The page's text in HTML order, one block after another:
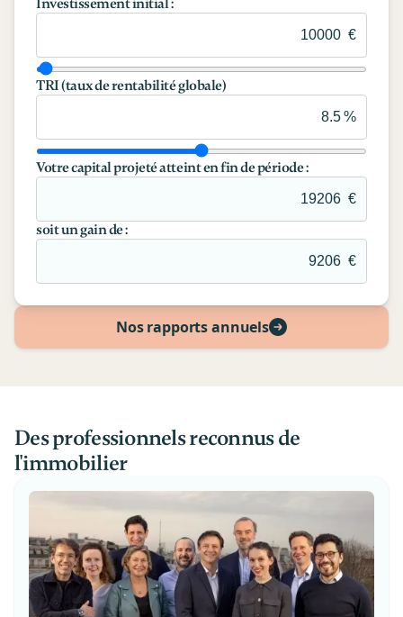
€
TRI (taux de rentabilité globale)
%
Votre capital projeté atteint en fin de période :
€
soit un gain de :
€
Nos rapports annuels
Des professionnels reconnus de
l'immobilier